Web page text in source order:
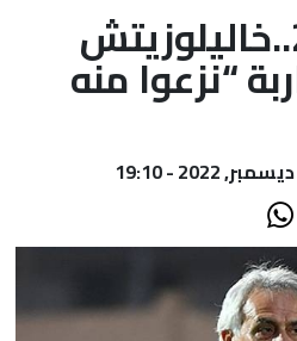
أعمدة
الصحراء
مونديال 2022..خاليلوزيتش
“نزعوا منه